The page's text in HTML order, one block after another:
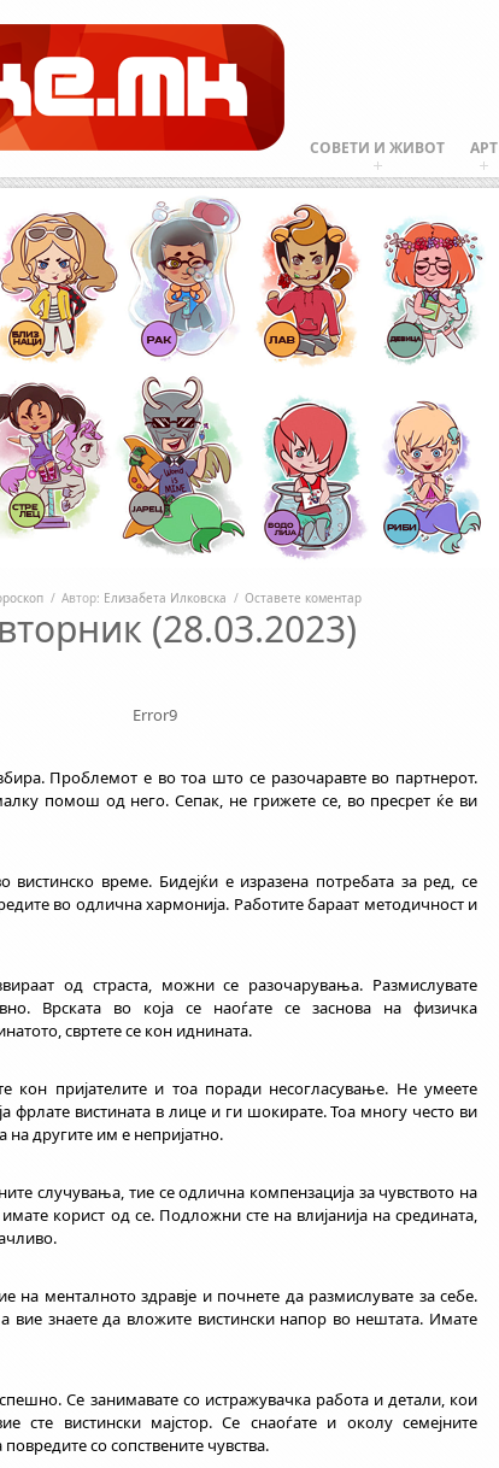
СОВЕТИ И ЖИВОТ АРТ
/ Автор: Елизабета Илковска / Оставете коментар
(28.03.2023)
Error9
Проблемот е во тоа што се разочаравте во партнерот.
помош од него. Сепак, не грижете се, во пресрет ќе ви
вистинско време. Бидејќи е изразена потребата за ред, се
во одлична хармонија. Работите бараат методичност и
од страста, можни се разочарувања. Размислувате
Врската во која се наоѓате се заснова на физичка
свртете се кон иднината.
кон пријателите и тоа поради несогласување. Не умеете
фрлате вистината в лице и ги шокирате. Тоа многу често ви
на другите им е непријатно.
случувања, тие се одлична компензација за чувството на
корист од се. Подложни сте на влијанија на средината,
на менталното здравје и почнете да размислувате за себе.
вие знаете да вложите вистински напор во нештата. Имате
Се занимавате со истражувачка работа и детали, кои
сте вистински мајстор. Се снаоѓате и околу семејните
со сопствените чувства.